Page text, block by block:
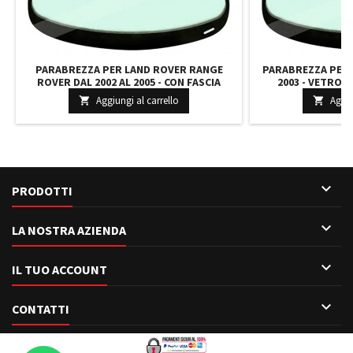
PARABREZZA PER LAND ROVER RANGE
ROVER DAL 2002 AL 2005 - CON FASCIA
VERDE RISCALDATO COATIZZATO VIN
7033ACCGNHV1E CMB500740
 Aggiungi al carrello
PARABREZZA
2003 - VETRO
FABBRICA
CONTROL

PRODOTTI 
LA NOSTRA AZIENDA 
IL TUO ACCOUNT 
CONTATTI 